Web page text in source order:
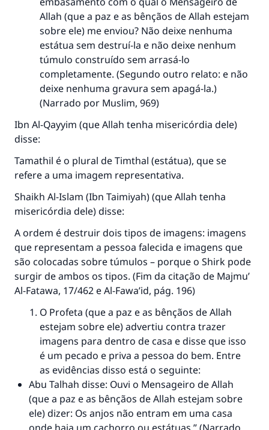
Allah (que a paz e as bênçãos de Allah estejam
sobre ele) me enviou? Não deixe nenhuma
estátua sem destruí-la e não deixe nenhum
túmulo construído sem arrasá-lo
completamente. (Segundo outro relato: e não
deixe nenhuma gravura sem apagá-la.)
(Narrado por Muslim, 969)
Ibn Al-Qayyim (que Allah tenha misericórdia dele)
disse:
Tamathil é o plural de Timthal (estátua), que se
refere a uma imagem representativa.
Shaikh Al-Islam (Ibn Taimiyah) (que Allah tenha
misericórdia dele) disse:
A ordem é destruir dois tipos de imagens: imagens
que representam a pessoa falecida e imagens que
são colocadas sobre túmulos – porque o Shirk pode
surgir de ambos os tipos. (Fim da citação de Majmu’
Al-Fatawa, 17/462 eAl-Fawa’id, pág. 196)
O Profeta (que a paz e as bênçãos de Allah
estejam sobre ele) advertiu contra trazer
imagens para dentro de casa e disse que isso
é um pecado e priva a pessoa do bem. Entre
as evidências disso está o seguinte:
Abu Talhah disse: Ouvi o Mensageiro de Allah
(que a paz e as bênçãos de Allah estejam sobre
ele) dizer: Os anjos não entram em uma casa